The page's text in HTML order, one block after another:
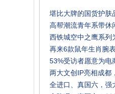
堪比大牌的国货护肤
高帮潮流青年系带休
西铁城空中之鹰系列
再来6款鼠年生肖腕
53%受访者愿意为电
两大文创IP亮相成都
全进口、真国六，强